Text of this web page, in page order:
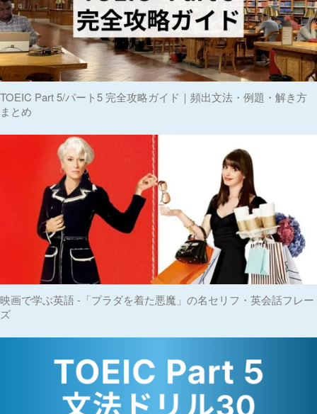
TOEIC Part 5/パート5 完全攻略ガイド｜頻出文法・例題・解き方
まとめ
映画で学ぶ英語 -「プラダを着た悪魔」の名セリフ・英会話フレー
ズ